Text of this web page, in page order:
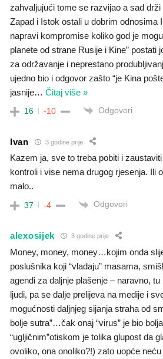
zahvaljujući tome se razvijao a sad
Zapad i Istok ostali u dobrim odnosima
napravi kompromise koliko god je
planete od strane Rusije i Kine” postati
za održavanje i neprestano
ujedno bio i odgovor zašto “je Kina
jasnije… Čitaj više »
16 -10 Odgovori
Ivan 3 godine prije
Kazem ja, sve to treba pobiti i
kontroli i vise nema drugog rjesenja. Ili
malo..
37 -4 Odgovori
alexosijek 3 godine prije
Money, money, money…kojim onda
poslušnika koji “vladaju” masama,
agendi za daljnje plašenje – naravno,
ljudi, pa se dalje prelijeva na medije i
mogućnosti daljnjeg sijanja straha od
bolje sutra”…čak onaj “virus” je bio
“ugljičnim”otiskom je tolika glupost da
ovoliko, ona onoliko?!) zato uopće